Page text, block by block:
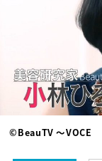
©BeauTV ～VOCE